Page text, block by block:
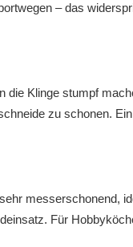
– das
die Klinge stumpf
zu schonen.
messerschonend,
Für